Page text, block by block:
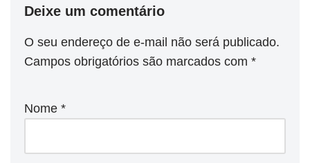
Deixe um comentário
O seu endereço de e-mail não será publicado.
Campos obrigatórios são marcados com *
Nome *